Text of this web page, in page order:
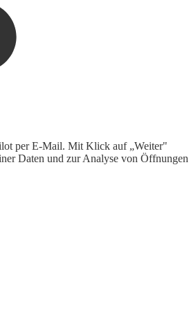
per E-Mail. Mit Klick auf „Weiter"
Daten und zur Analyse von Öffnungen